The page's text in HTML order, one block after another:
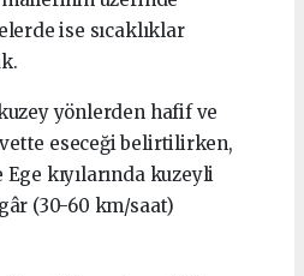
ise sıcaklıklar
yönlerden hafif ve
eseceği belirtilirken,
kıyılarında kuzeyli
(30-60 km/saat)